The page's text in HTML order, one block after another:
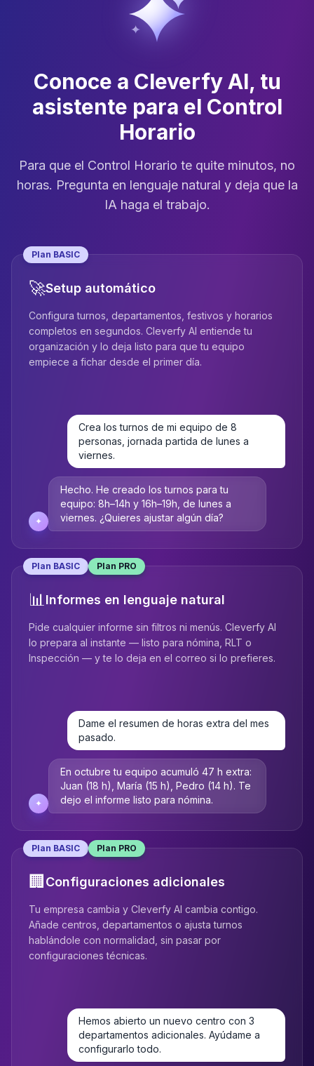
Conoce a Cleverfy AI, tu
asistente para el Control
Horario
Para que el Control Horario te quite minutos, no
horas. Pregunta en lenguaje natural y deja que la
IA haga el trabajo.
Plan BASIC
🚀Setup automático
Configura turnos, departamentos, festivos y horarios
completos en segundos. Cleverfy AI entiende tu
organización y lo deja listo para que tu equipo
empiece a fichar desde el primer día.
Crea los turnos de mi equipo de 8
personas, jornada partida de lunes a
viernes.
✦
Hecho. He creado los turnos para tu
equipo: 8h–14h y 16h–19h, de lunes a
viernes. ¿Quieres ajustar algún día?
Plan BASIC Plan PRO
📊Informes en lenguaje natural
Pide cualquier informe sin filtros ni menús. Cleverfy AI
lo prepara al instante — listo para nómina, RLT o
Inspección — y te lo deja en el correo si lo prefieres.
Dame el resumen de horas extra del mes
pasado.
✦
En octubre tu equipo acumuló 47 h extra:
Juan (18 h), María (15 h), Pedro (14 h). Te
dejo el informe listo para nómina.
Plan BASIC Plan PRO
🏢 Configuraciones adicionales
Tu empresa cambia y Cleverfy AI cambia contigo.
Añade centros, departamentos o ajusta turnos
hablándole con normalidad, sin pasar por
configuraciones técnicas.
Hemos abierto un nuevo centro con 3
departamentos adicionales. Ayúdame a
configurarlo todo.